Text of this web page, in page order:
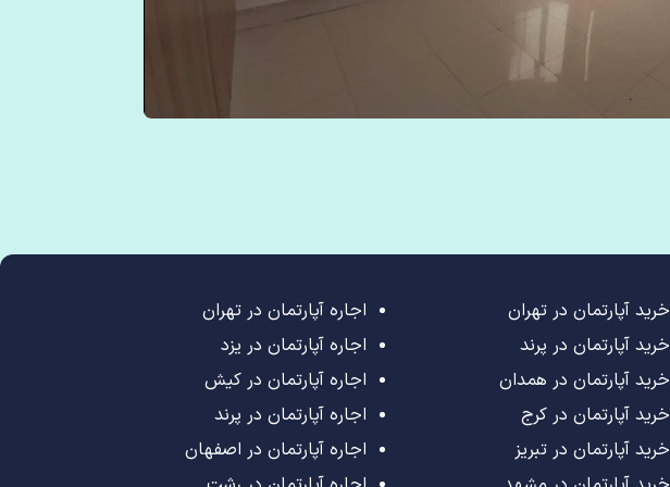
خرید آپارتمان در تهران
خرید آپارتمان در پرند
خرید آپارتمان در همدان
خرید آپارتمان در کرج
خرید آپارتمان در تبریز
اجاره آپارتمان در تهران
اجاره آپارتمان در یزد
اجاره آپارتمان در کیش
اجاره آپارتمان در پرند
اجاره آپارتمان در اصفهان